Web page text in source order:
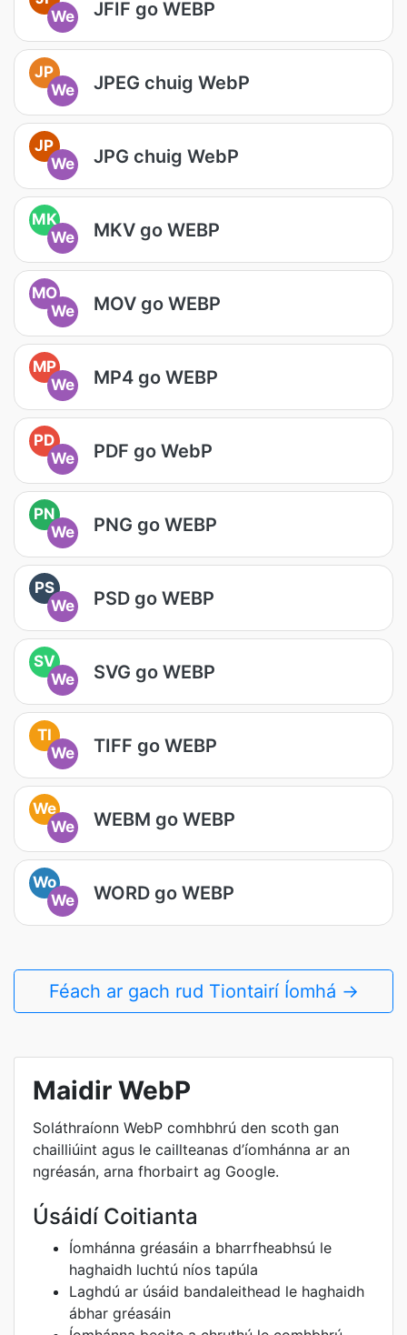
We
JFIF go WEBP
JP
We
JPEG chuig WebP
JP
We
JPG chuig WebP
MK
We
MKV go WEBP
MO
We
MOV go WEBP
MP
We
MP4 go WEBP
PD
We
PDF go WebP
PN
We
PNG go WEBP
PS
We
PSD go WEBP
SV
We
SVG go WEBP
TI
We
TIFF go WEBP
We
We
WEBM go WEBP
Wo
We
WORD go WEBP
Féach ar gach rud Tiontairí Íomhá →
Maidir WebP
Soláthraíonn WebP comhbhrú den scoth gan
chailliúint agus le caillteanas d’íomhánna ar an
ngréasán, arna fhorbairt ag Google.
Úsáidí Coitianta
Íomhánna gréasáin a bharrfheabhsú le
haghaidh luchtú níos tapúla
Laghdú ar úsáid bandaleithead le haghaidh
ábhar gréasáin